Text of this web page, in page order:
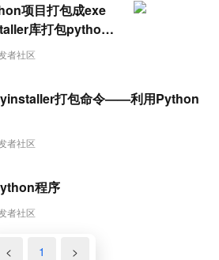
者社区
项目打包成exe
库打包python
者社区
打包命令——利用Python
者社区
程序
< 1 >